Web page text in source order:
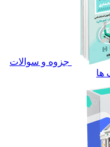
جزوه و سوالات